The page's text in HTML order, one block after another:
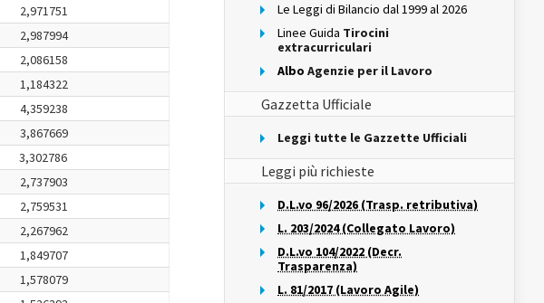
2,971751
2,987994
2,086158
1,184322
4,359238
3,867669
3,302786
2,737903
2,759531
2,267962
1,849707
1,578079
Le Leggi di Bilancio dal 1999 al 2026
Linee Guida Tirocini
extracurriculari
Albo Agenzie per il Lavoro
Gazzetta Ufficiale
Leggi tutte le Gazzette Ufficiali
Leggi più richieste
D.L.vo 96/2026 (Trasp. retributiva)
L. 203/2024 (Collegato Lavoro)
D.L.vo 104/2022 (Decr.
Trasparenza)
L. 81/2017 (Lavoro Agile)